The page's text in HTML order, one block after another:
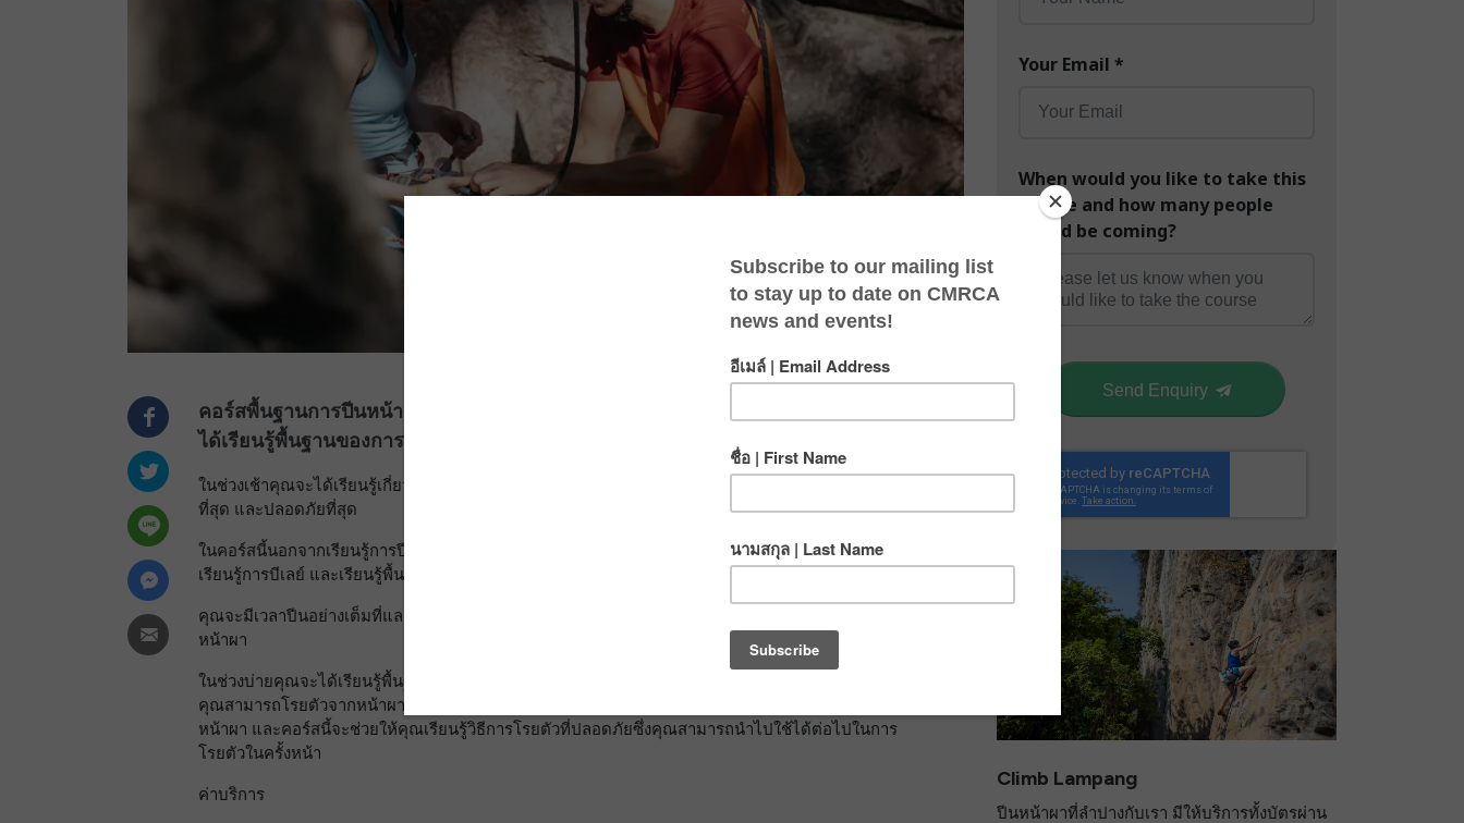
คอร์สพื้นฐานการปีนหน้าผาของเราออกแบบมาเพื่อความสนุกสนานบนหน้าผาที่คุณจะ
ได้เรียนรู้พื้นฐานของการปีนหน้าผาและการโรยตัว
ในช่วงเช้าคุณจะได้เรียนรู้เกี่ยวกับพื้นฐานของการปีนแบบ top-rope (top-roping) ซึ่งเป็นวิธีการปีนที่ง่าย
ที่สุด และปลอดภัยที่สุด
ในคอร์สนี้นอกจากเรียนรู้การปีนหน้าผาแล้ว คุณยังจะได้เรียนรู้เกี่ยวกับกลไกพื้นฐานของระบบ top-rope
เรียนรู้การบีเลย์ และเรียนรู้พื้นฐานที่จำเป็นในการเป็นนักปีนที่มีความรู้และความรับผิดชอบ
คุณจะมีเวลาปีนอย่างเต็มที่และครูฝึกของเราจะคอยสอนเทคนิคต่างๆ และช่วยให้คุณมีวันที่แสนสนุกบน
หน้าผา
ในช่วงบ่ายคุณจะได้เรียนรู้พื้นฐานการโรยตัว ด้วยทักษะจากการปีน top-rope และการบีเลย์ที่จะช่วยให้
คุณสามารถโรยตัวจากหน้าผาลงมาสู่พื้นดินด้วยตัวเอง การโรยตัวคือกิจกรรมที่แตกต่างจากการปีน
หน้าผา และคอร์สนี้จะช่วยให้คุณเรียนรู้วิธีการโรยตัวที่ปลอดภัยซึ่งคุณสามารถนำไปใช้ได้ต่อไปในการ
โรยตัวในครั้งหน้า
ค่าบริการ
Your Email *
When would you like to take this
course and how many people
would be coming?
Send Enquiry
Climb Lampang
ปีนหน้าผาที่ลำปางกับเรา มีให้บริการทั้งบัตรผ่าน